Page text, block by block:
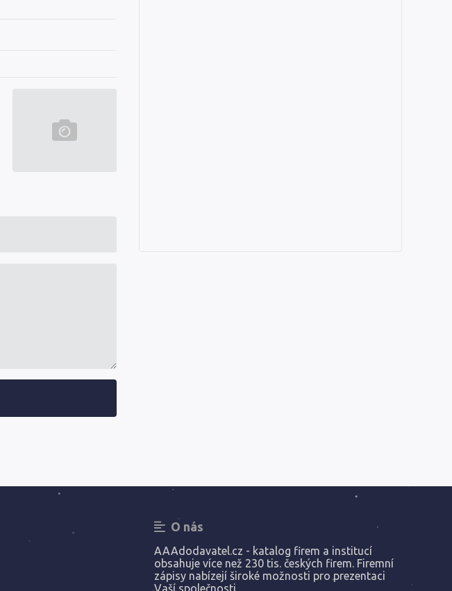
O nás
AAAdodavatel.cz - katalog firem a institucí
obsahuje více než 230 tis. českých firem. Firemní
zápisy nabízejí široké možnosti pro prezentaci
Vaší společnosti.